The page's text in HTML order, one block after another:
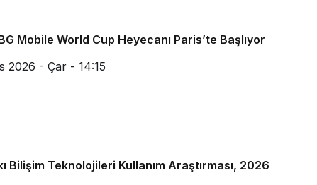
Mobile World Cup Heyecanı Paris’te Başlıyor
2026 - Çar - 14:15
Bilişim Teknolojileri Kullanım Araştırması, 2026